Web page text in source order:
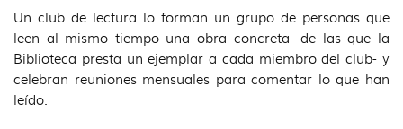
idioma
Pedro
Laín
Un club de lectura lo forman un grupo de personas que
leen al mismo tiempo una obra concreta -de las que la
Biblioteca presta un ejemplar a cada miembro del club- y
celebran reuniones mensuales para comentar lo que han
leído.